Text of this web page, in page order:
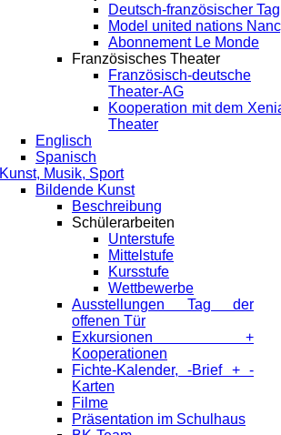
Deutsch-französischer Tag
Model united nations
Abonnement Le Monde
Französisches Theater
Französisch-deutsche
Theater-AG
Kooperation mit dem
Theater
Englisch
Spanisch
Kunst, Musik, Sport
Bildende Kunst
Beschreibung
Schülerarbeiten
Unterstufe
Mittelstufe
Kursstufe
Wettbewerbe
Ausstellungen Tag der
offenen Tür
Exkursionen +
Kooperationen
Fichte-Kalender, -Brief + -
Karten
Filme
Präsentation im Schulhaus